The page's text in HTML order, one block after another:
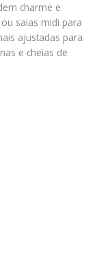
charme e
saias midi para
ajustadas para
e cheias de